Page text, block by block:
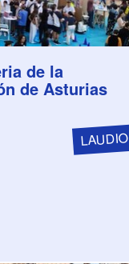
de la
de Asturias
LAUDIO